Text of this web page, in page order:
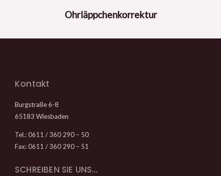
Ohrläppchenkorrektur
Kontakt
Burgstraße 6-8
65183 Wiesbaden
Tel.: 0611 / 360 290 – 50
Fax: 0611 / 360 290 – 51
SCHREIBEN SIE UNS…